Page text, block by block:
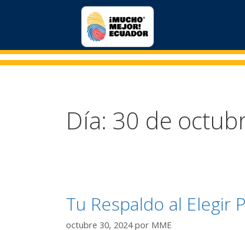
Día: 30 de
Tu Respaldo al Elegir
octubre 30, 2024 por MME